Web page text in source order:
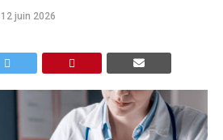
12 juin 2026